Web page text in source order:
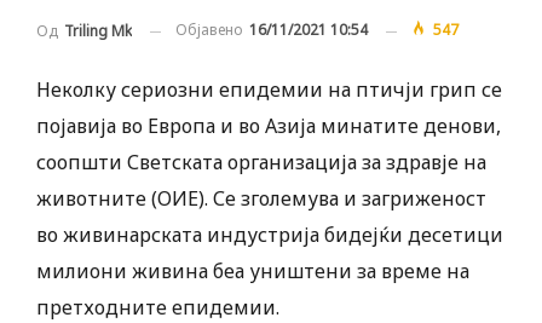
Од Triling Mk Објавено 16/11/2021 10:54 547
Неколку сериозни епидемии на птичји грип се
појавија во Европа и во Азија минатите денови,
соопшти Светската организација за здравје на
животните (ОИЕ). Се зголемува и загриженост
во живинарската индустрија бидејќи десетици
милиони живина беа уништени за време на
претходните епидемии.